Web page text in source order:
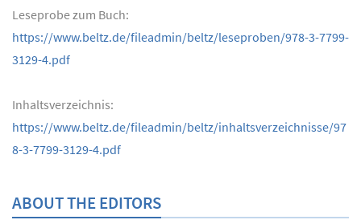
Leseprobe zum Buch:
https://www.beltz.de/fileadmin/beltz/leseproben/978-3-7799-
3129-4.pdf
Inhaltsverzeichnis:
https://www.beltz.de/fileadmin/beltz/inhaltsverzeichnisse/97
8-3-7799-3129-4.pdf
ABOUT THE EDITORS